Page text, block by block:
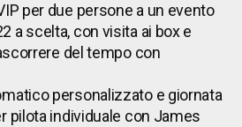
per due persone a un evento
a scelta, con visita ai box e
del tempo con
personalizzato e giornata
pilota individuale con James